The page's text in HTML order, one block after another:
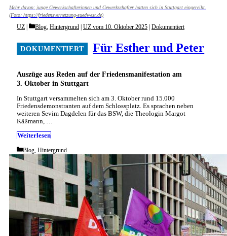
Mehr davon: junge Gewerkschafterinnen und Gewerkschafter hatten sich in Stuttgart eingereiht.
(Foto: https://friedensvernetzung-suedwest.de)
Auszüge aus Reden auf der Friedensmanifestation am
3. Oktober in Stuttgart
Für Esther und Peter
UZ Categories
Blog, Hintergrund UZ vom 10. Oktober 2025 Dokumentiert
In Stuttgart versammelten sich am 3. Oktober rund 15.000
Friedensdemonstranten auf dem Schlossplatz. Es sprachen neben
weiteren Sevim Dagdelen für das BSW, die Theologin Margot
Käßmann, …
Weiterlesen
Categories
Blog Hintergrund